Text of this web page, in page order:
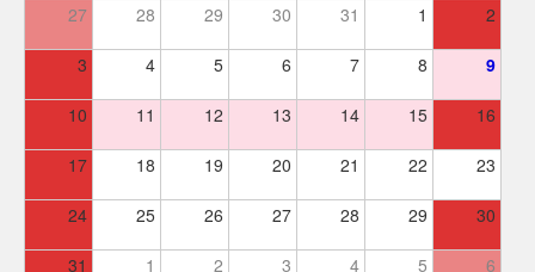
27 28 29 30 31 1 2
3 4 5 6 7 8 9
10 11 12 13 14 15 16
17 18 19 20 21 22 23
24 25 26 27 28 29 30
31 1 2 3 4 5 6